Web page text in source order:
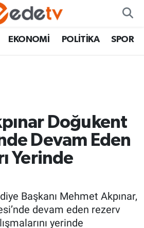
EKONOMİ POLİTİKA SPOR
Doğukent
Devam Eden
Yerinde
Başkanı Mehmet Akpınar,
devam eden rezerv
yerinde